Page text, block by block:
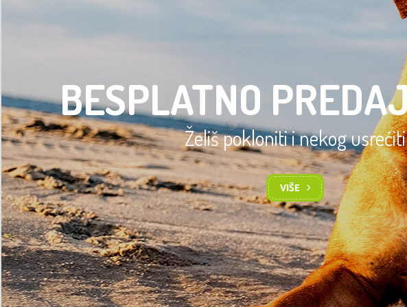
BESPLATNO
Želiš pokloniti i nekog usrećiti
VIŠE
TRENING OSNOVA
VIŠE